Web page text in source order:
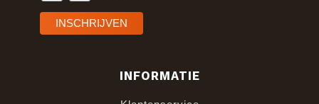
INFORMATIE